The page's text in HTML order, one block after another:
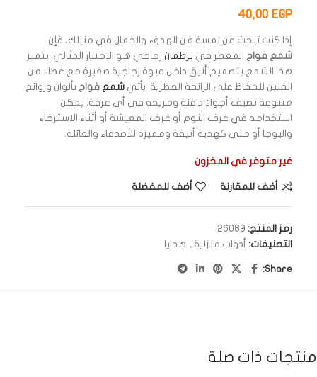
40,00 EGP
إذا كنت تبحث عن لمسة من الهدوء والجمال في منزلك، فإن
شمع فواح المعطر في برطمان زجاجي هو الاختيار المثالي. يتميز
هذا الشمع بتصميم أنيق داخل عبوة زجاجية صغيرة مع غطاء من
الفلين للحفاظ على الرائحة العطرية. يأتي شمع فواح بألوان وروائح
متنوعة تضيف أجواءً دافئة ومريحة في أي غرفة. يمكن
استخدامه في غرف النوم أو غرف المعيشة أو أثناء الاسترخاء
واليوجا أو حتى كهدية أنيقة ومميزة للأصدقاء والعائلة.
غير متوفر في المخزون
أضف للمقارنة أضف للمفضلة
رمز المنتج: 26089
التصنيفات: أدوات منزلية , هدايا
Share:
منتجات ذات صلة